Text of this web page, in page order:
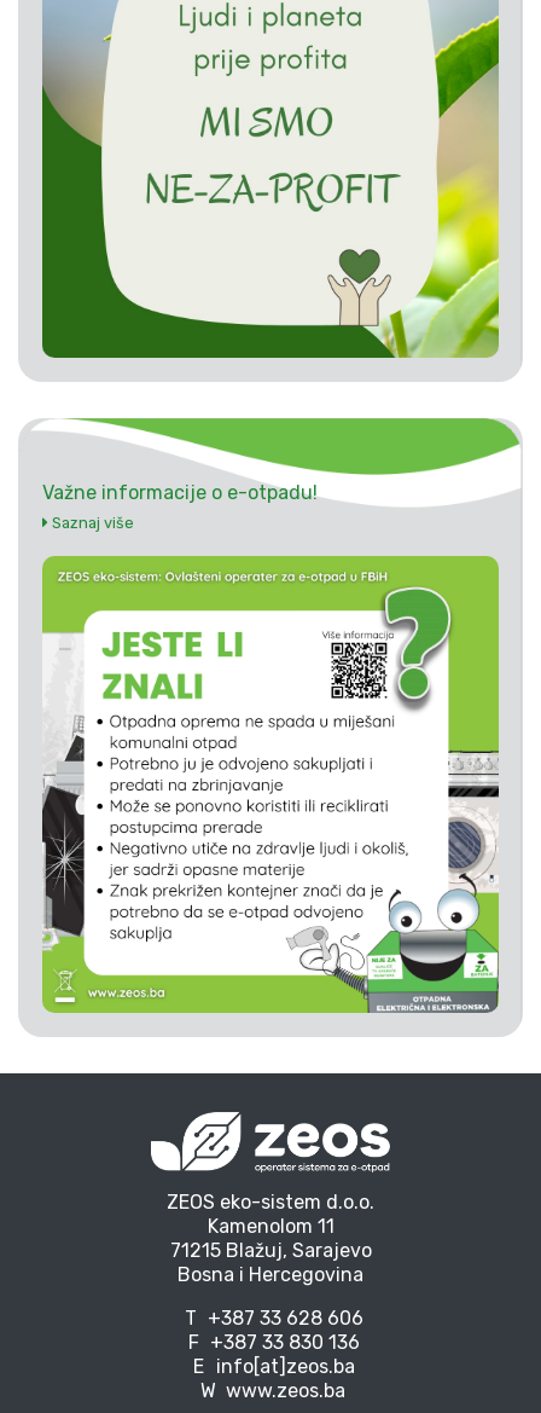
Važne informacije o e-otpadu!
Saznaj više
ZEOS eko-sistem d.o.o.
Kamenolom 11
71215 Blažuj, Sarajevo
Bosna i Hercegovina
T +387 33 628 606
F +387 33 830 136
E info[at]zeos.ba
W www.zeos.ba